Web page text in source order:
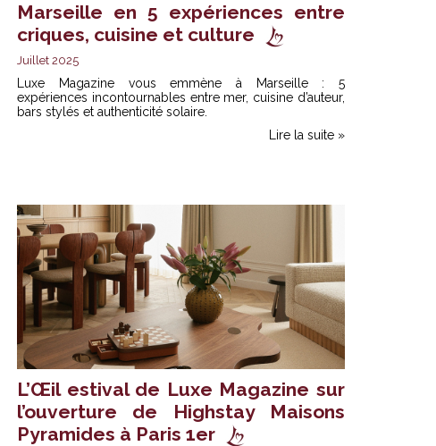
Marseille en 5 expériences entre
criques, cuisine et culture
Juillet 2025
Luxe Magazine vous emmène à Marseille : 5
expériences incontournables entre mer, cuisine d’auteur,
bars stylés et authenticité solaire.
Lire la suite »
L’Œil estival de Luxe Magazine sur
l’ouverture de Highstay Maisons
Pyramides à Paris 1er